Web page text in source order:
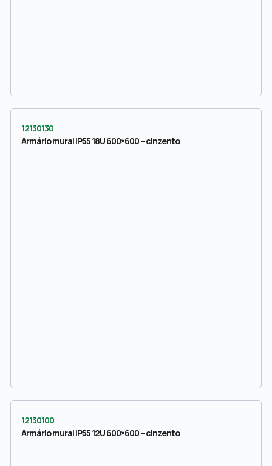
12130130
Armário mural IP55 18U 600×600 – cinzento
12130100
Armário mural IP55 12U 600×600 – cinzento